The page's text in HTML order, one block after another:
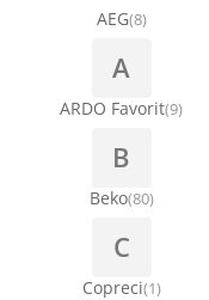
AEG(8)
A
ARDO Favorit(9)
B
Beko(80)
C
Copreci(1)